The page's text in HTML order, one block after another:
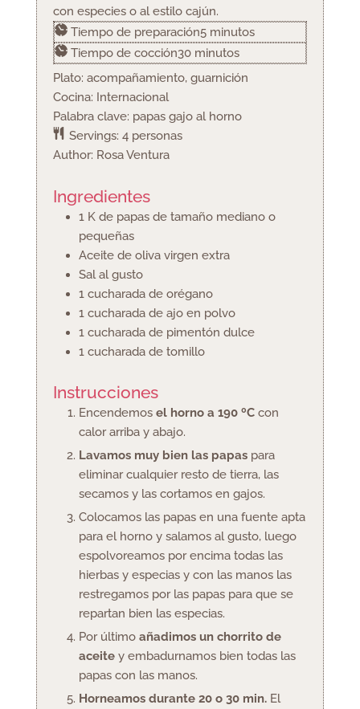
con especies o al estilo cajún.
Tiempo de preparación5minutos
minutos
Tiempo de cocción30minutos
minutos
Plato: acompañamiento, guarnición
Cocina: Internacional
Palabra clave: papas gajo al horno
Servings: 4 personas
Author: Rosa Ventura
Ingredientes
1 K de papas de tamaño mediano o
pequeñas
Aceite de oliva virgen extra
Sal al gusto
1 cucharada de orégano
1 cucharada de ajo en polvo
1 cucharada de pimentón dulce
1 cucharada de tomillo
Instrucciones
Encendemos el horno a 190 ºC con
calor arriba y abajo.
Lavamos muy bien las papaspara
eliminar cualquier resto de tierra, las
secamos y las cortamos en gajos.
Colocamos las papas en una fuente apta
para el horno y salamos al gusto, luego
espolvoreamos por encima todas las
hierbas y especias y con las manos las
restregamos por las papas para que se
repartan bien las especias.
Por último añadimos un chorrito de
aceite y embadurnamos bien todas las
papas con las manos.
Horneamos durante 20 o 30 min.El